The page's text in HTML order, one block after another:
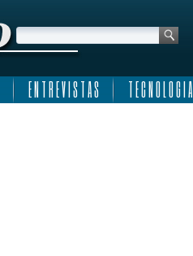
E N T R E V I S T A S T E C N O L O G I A